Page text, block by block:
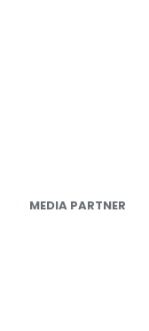
MEDIA PARTNER